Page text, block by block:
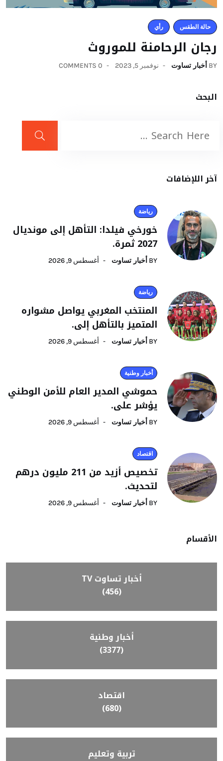
حالة الطقس رأي
رجان الرحامنة للموروث
BY أخبار تساوت نوفمبر 5, 2023 0 COMMENTS
البحث
آخر اللإضافات
رياضة
خورخي فيلدا: التأهل إلى مونديال
2027 ثمرة.
BY أخبار تساوت أغسطس 9, 2026
رياضة
المنتخب المغربي يواصل مشواره
المتميز بالتأهل إلى.
BY أخبار تساوت أغسطس 9, 2026
أخبار وطنية
حموشي المدير العام للأمن الوطني
يؤشر على.
BY أخبار تساوت أغسطس 9, 2026
اقتصاد
تخصيص أزيد من 211 مليون درهم
لتحديث.
BY أخبار تساوت أغسطس 9, 2026
الأقسام
أخبار تساوت TV
(456)
أخبار وطنية
(3377)
اقتصاد
(680)
تربية وتعليم